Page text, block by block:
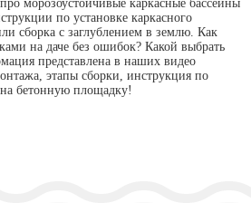
морозоустойчивые каркасные бассейны
по установке каркасного
сборка с заглублением в землю. Как
на даче без ошибок? Какой выбрать
представлена в наших видео
этапы сборки, инструкция по
бетонную площадку!